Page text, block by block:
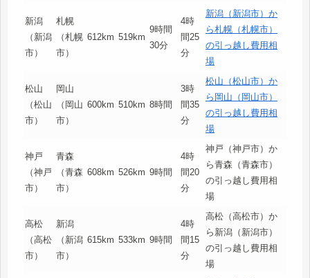
新潟
（新潟
市）
札幌
（札幌
市）
612km 519km
9時間
30分
4時
間25
分
新潟（新潟市）か
ら札幌（札幌市）
の引っ越し費用相
場
松山
（松山
市）
岡山
（岡山
市）
600km 510km 8時間
3時
間35
分
松山（松山市）か
ら岡山（岡山市）
の引っ越し費用相
場
神戸
（神戸
市）
青森
（青森
市）
608km 526km 9時間
4時
間20
分
神戸（神戸市）か
ら青森（青森市）
の引っ越し費用相
場
高松
（高松
市）
新潟
（新潟
市）
615km 533km 9時間
4時
間15
分
高松（高松市）か
ら新潟（新潟市）
の引っ越し費用相
場